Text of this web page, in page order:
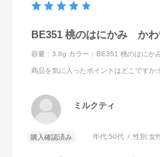
BE351 桃のはにかみ かわ
容量：3.8g カラー：BE351 桃のはにか
商品を気に入ったポイントはどこですか:
ミルクティ
購入確認済み 年代:50代 性別:女